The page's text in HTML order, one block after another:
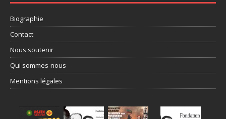
Biographie
Contact
Nous soutenir
Qui sommes-nous
Mentions légales